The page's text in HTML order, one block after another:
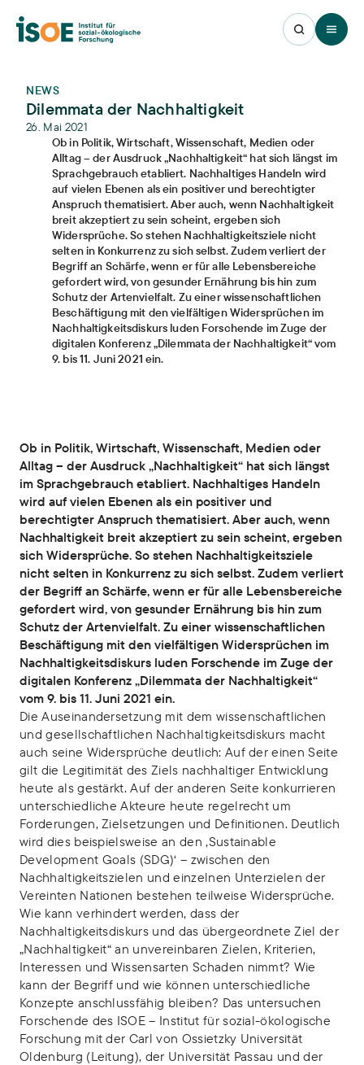
Open
NEWS
Dilemmata der Nachhaltigkeit
26. Mai 2021
Ob in Politik, Wirtschaft, Wissenschaft, Medien oder
Alltag – der Ausdruck „Nachhaltigkeit“ hat sich längst im
Sprachgebrauch etabliert. Nachhaltiges Handeln wird
auf vielen Ebenen als ein positiver und berechtigter
Anspruch thematisiert. Aber auch, wenn Nachhaltigkeit
breit akzeptiert zu sein scheint, ergeben sich
Widersprüche. So stehen Nachhaltigkeitsziele nicht
selten in Konkurrenz zu sich selbst. Zudem verliert der
Begriff an Schärfe, wenn er für alle Lebensbereiche
gefordert wird, von gesunder Ernährung bis hin zum
Schutz der Artenvielfalt. Zu einer wissenschaftlichen
Beschäftigung mit den vielfältigen Widersprüchen im
Nachhaltigkeitsdiskurs luden Forschende im Zuge der
digitalen Konferenz „Dilemmata der Nachhaltigkeit“ vom
9. bis 11. Juni 2021 ein.
Ob in Politik, Wirtschaft, Wissenschaft, Medien oder
Alltag – der Ausdruck „Nachhaltigkeit“ hat sich längst
im Sprachgebrauch etabliert. Nachhaltiges Handeln
wird auf vielen Ebenen als ein positiver und
berechtigter Anspruch thematisiert. Aber auch, wenn
Nachhaltigkeit breit akzeptiert zu sein scheint, ergeben
sich Widersprüche. So stehen Nachhaltigkeitsziele
nicht selten in Konkurrenz zu sich selbst. Zudem verliert
der Begriff an Schärfe, wenn er für alle Lebensbereiche
gefordert wird, von gesunder Ernährung bis hin zum
Schutz der Artenvielfalt. Zu einer wissenschaftlichen
Beschäftigung mit den vielfältigen Widersprüchen im
Nachhaltigkeitsdiskurs luden Forschende im Zuge der
digitalen Konferenz „Dilemmata der Nachhaltigkeit“
vom 9. bis 11. Juni 2021 ein.
Die Auseinandersetzung mit dem wissenschaftlichen
und gesellschaftlichen Nachhaltigkeitsdiskurs macht
auch seine Widersprüche deutlich: Auf der einen Seite
gilt die Legitimität des Ziels nachhaltiger Entwicklung
heute als gestärkt. Auf der anderen Seite konkurrieren
unterschiedliche Akteure heute regelrecht um
Forderungen, Zielsetzungen und Definitionen. Deutlich
wird dies beispielsweise an den ‚Sustainable
Development Goals (SDG)‘ – zwischen den
Nachhaltigkeitszielen und einzelnen Unterzielen der
Vereinten Nationen bestehen teilweise Widersprüche.
Wie kann verhindert werden, dass der
Nachhaltigkeitsdiskurs und das übergeordnete Ziel der
„Nachhaltigkeit“ an unvereinbaren Zielen, Kriterien,
Interessen und Wissensarten Schaden nimmt? Wie
kann der Begriff und wie können unterschiedliche
Konzepte anschlussfähig bleiben? Das untersuchen
Forschende des ISOE – Institut für sozial-ökologische
Forschung mit der Carl von Ossietzky Universität
Oldenburg (Leitung), der Universität Passau und der